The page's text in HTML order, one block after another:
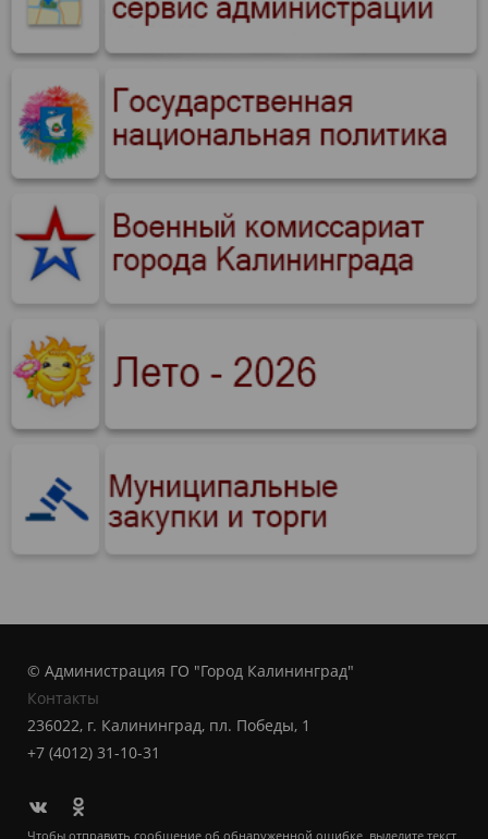
© Администрация ГО "Город Калининград"
Контакты
236022, г. Калининград, пл. Победы, 1
+7 (4012) 31-10-31
Чтобы отправить сообщение об обнаруженной ошибке, выделите текст